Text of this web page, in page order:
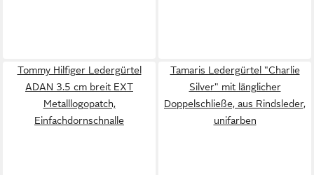
Tommy Hilfiger Ledergürtel
ADAN 3.5 cm breit EXT
Metalllogopatch,
Einfachdornschnalle
Tamaris Ledergürtel "Charlie
Silver" mit länglicher
Doppelschließe, aus Rindsleder,
unifarben